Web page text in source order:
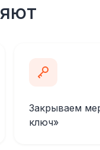
Закрываем
ключ»